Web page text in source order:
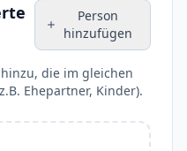
Person
hinzufügen
die im gleichen
Ehepartner, Kinder).